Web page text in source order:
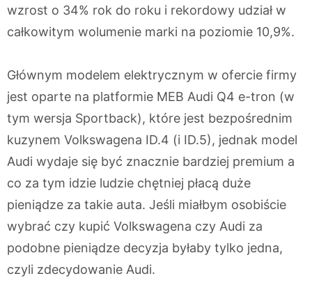
wzrost o 34% rok do roku i rekordowy udział w
całkowitym wolumenie marki na poziomie 10,9%.
Głównym modelem elektrycznym w ofercie firmy
jest oparte na platformie MEB Audi Q4 e-tron (w
tym wersja Sportback), które jest bezpośrednim
kuzynem Volkswagena ID.4 (i ID.5), jednak model
Audi wydaje się być znacznie bardziej premium a
co za tym idzie ludzie chętniej płacą duże
pieniądze za takie auta. Jeśli miałbym osobiście
wybrać czy kupić Volkswagena czy Audi za
podobne pieniądze decyzja byłaby tylko jedna,
czyli zdecydowanie Audi.